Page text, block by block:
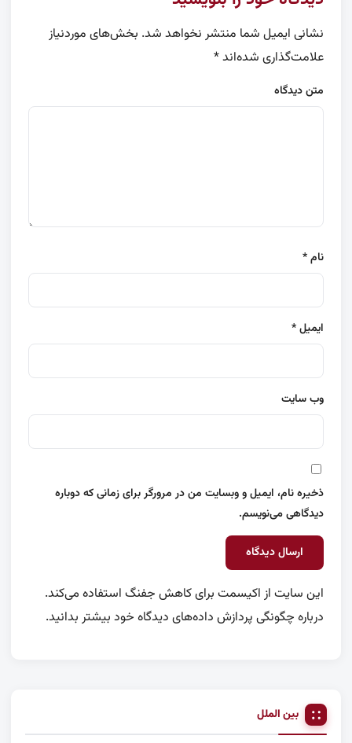
بین الملل
نشانی ایمیل شما منتشر نخواهد شد. بخش‌های موردنیاز
علامت‌گذاری شده‌اند*
متن دیدگاه
نام*
ایمیل*
وب‌ سایت
ذخیره نام، ایمیل و وبسایت من در مرورگر برای زمانی که دوباره
دیدگاهی می‌نویسم.
این سایت از اکیسمت برای کاهش جفنگ استفاده می‌کند.
درباره چگونگی پردازش داده‌های دیدگاه خود بیشتر بدانید.